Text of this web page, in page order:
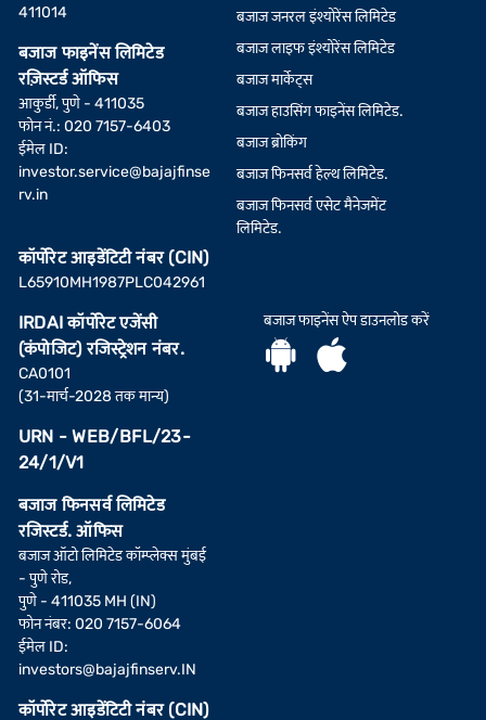
411014
बजाज फाइनेंस लिमिटेड
रज़िस्टर्ड ऑफिस
आकुर्डी, पुणे - 411035
फोन नं.: 020 7157-6403
ईमेल ID:
investor.service@bajajfinse
rv.in
कॉर्पोरेट आइडेंटिटी नंबर (CIN)
L65910MH1987PLC042961
IRDAI कॉर्पोरेट एजेंसी
(कंपोजिट) रजिस्ट्रेशन नंबर.
CA0101
(31-मार्च-2028 तक मान्य)
URN - WEB/BFL/23-
24/1/V1
बजाज फिनसर्व लिमिटेड
रजिस्टर्ड. ऑफिस
बजाज ऑटो लिमिटेड कॉम्प्लेक्स मुंबई
- पुणे रोड,
पुणे - 411035 MH (IN)
फोन नंबर: 020 7157-6064
ईमेल ID:
investors@bajajfinserv.IN
कॉर्पोरेट आइडेंटिटी नंबर (CIN)
बजाज जनरल इंश्योरेंस लिमिटेड
बजाज लाइफ इंश्योरेंस लिमिटेड
बजाज मार्केट्स
बजाज हाउसिंग फाइनेंस लिमिटेड.
बजाज ब्रोकिंग
बजाज फिनसर्व हेल्थ लिमिटेड.
बजाज फिनसर्व एसेट मैनेजमेंट
लिमिटेड.
बजाज फाइनेंस ऐप डाउनलोड करें